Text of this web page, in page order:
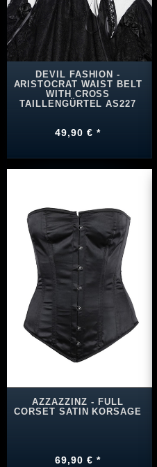
DEVIL FASHION -
ARISTOCRAT WAIST BELT
WITH CROSS
TAILLENGÜRTEL AS227
49,90 € *
AZZAZZINZ - FULL
CORSET SATIN KORSAGE
69,90 € *